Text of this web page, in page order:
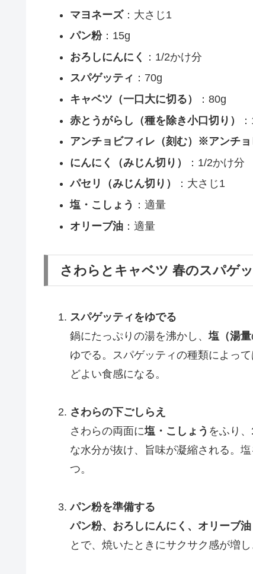
マヨネーズ：大さじ1
パン粉：15g
おろしにんにく
：1/2かけ分
スパゲッティ ：70g
キャベツ（一口大に切る）
：80g
赤とうがらし（種を除き小口切り）
アンチョビフィレ（刻む）※アンチ
にんにく（みじん切り）
：1/2かけ分
パセリ（みじん切り）
：大さじ1
塩・こしょう ：適量
オリーブ油：適量
さわらとキャベツ 春のスパゲ
スパゲッティをゆでる
鍋にたっぷりの湯を沸かし、塩（湯
ゆでる。スパゲッティの種類によっ
どよい食感になる。
さわらの下ごしらえ
さわらの両面に塩・こしょう をふり、
な水分が抜け、旨味が凝縮される。
つ。
パン粉を準備する
パン粉、おろしにんにく、オリーブ油
とで、焼いたときにサクサク感が増し